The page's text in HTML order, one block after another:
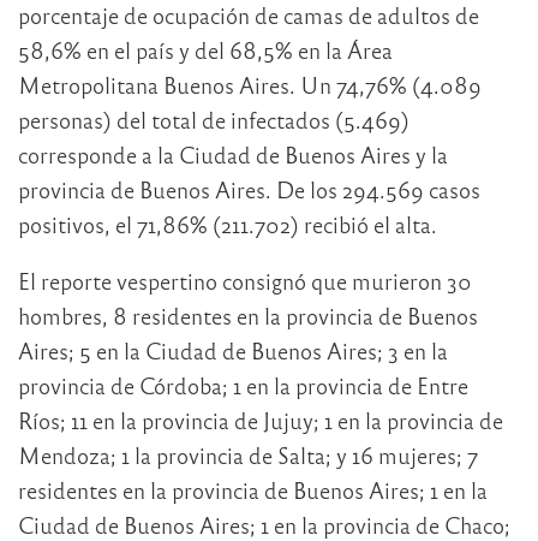
porcentaje de ocupación de camas de adultos de
58,6% en el país y del 68,5% en la Área
Metropolitana Buenos Aires. Un 74,76% (4.089
personas) del total de infectados (5.469)
corresponde a la Ciudad de Buenos Aires y la
provincia de Buenos Aires. De los 294.569 casos
positivos, el 71,86% (211.702) recibió el alta.
El reporte vespertino consignó que murieron 30
hombres, 8 residentes en la provincia de Buenos
Aires; 5 en la Ciudad de Buenos Aires; 3 en la
provincia de Córdoba; 1 en la provincia de Entre
Ríos; 11 en la provincia de Jujuy; 1 en la provincia de
Mendoza; 1 la provincia de Salta; y 16 mujeres; 7
residentes en la provincia de Buenos Aires; 1 en la
Ciudad de Buenos Aires; 1 en la provincia de Chaco;